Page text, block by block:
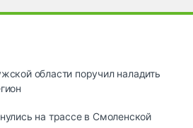
области поручил наладить
на трассе в Смоленской